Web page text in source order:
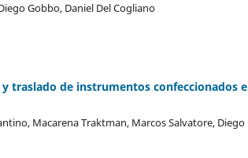
Gobbo, Daniel Del Cogliano
traslado de instrumentos confeccionados
Macarena Traktman, Marcos Salvatore, Diego